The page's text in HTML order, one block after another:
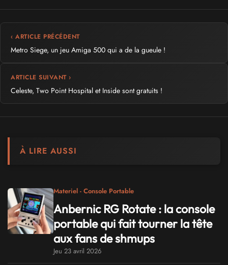
‹ ARTICLE PRÉCÉDENT
Metro Siege, un jeu Amiga 500 qui a de la gueule !
ARTICLE SUIVANT ›
Celeste, Two Point Hospital et Inside sont gratuits !
À LIRE AUSSI
Materiel - Console Portable
Anbernic RG Rotate : la console
portable qui fait tourner la tête
aux fans de shmups
Jeu 23 avril 2026